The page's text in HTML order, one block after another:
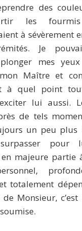
des
les
à sévèrement
Je
mes
Maître et
à quel point
lui aussi.
de tels
un peu plus
pour
majeure partie
totalement
Monsieur, c’est